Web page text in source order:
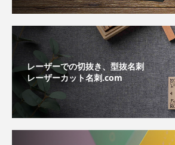
レーザーでの切抜き、型抜名刺
レーザーカット名刺.com